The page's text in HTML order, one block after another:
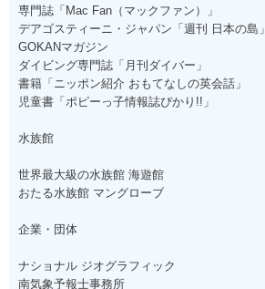
専門誌「Mac Fan（マックファン）」
デアゴスティーニ・ジャパン「週刊 日本の島」
GOKANマガジン
ダイビング専門誌「月刊ダイバー」
書籍「ニッポン紹介 おもてなしの英会話」
児童書「ポピーっ子情報誌ぴかり!!」
水族館
世界最大級の水族館 海遊館
おたる水族館 マングローブ
企業・団体
ナショナル ジオグラフィック
南気象予報士事務所